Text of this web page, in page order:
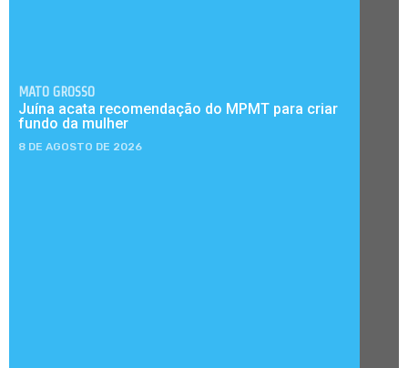
MATO GROSSO
Juína acata recomendação do MPMT para criar
fundo da mulher
8 DE AGOSTO DE 2026